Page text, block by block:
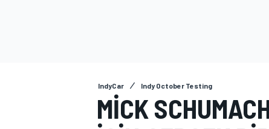
IndyCar Indy October Testing
MICK